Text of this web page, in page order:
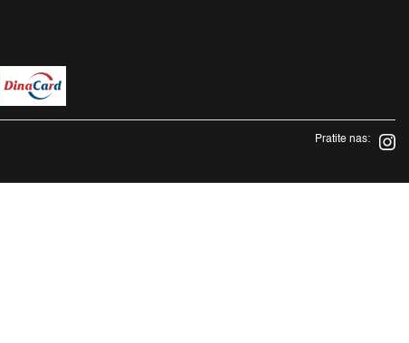
Pratite nas: